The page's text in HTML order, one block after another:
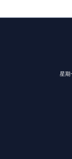
星期